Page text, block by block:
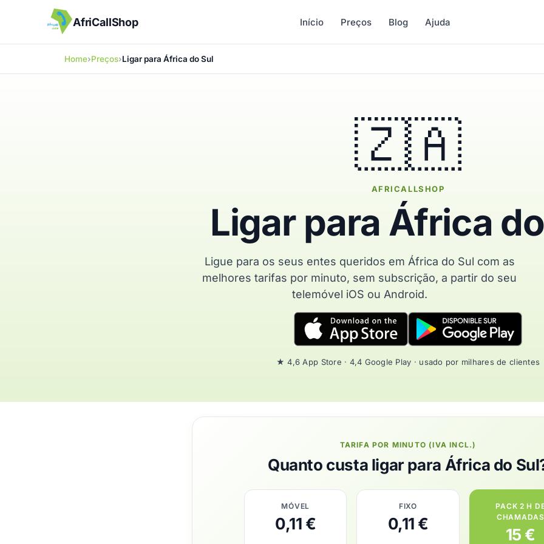
AfriCallShop Início Preços Blog Ajuda
Home Preços Ligar para África do Sul
🇿🇦
AFRICALLSHOP
Ligar para África
Ligue para os seus entes queridos em África do Sul com as
melhores tarifas por minuto, sem subscrição, a partir do seu
telemóvel iOS ou Android.
★ 4,6 App Store · 4,4 Google Play · usado por milhares de clientes
TARIFA POR MINUTO (IVA INCL.)
Quanto custa ligar para África do
MÓVEL
0,11 €
FIXO
0,11 €
PACK 2 H
CHAMADAS
15 €